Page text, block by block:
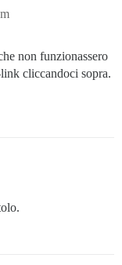
non funzionassero
cliccandoci sopra.